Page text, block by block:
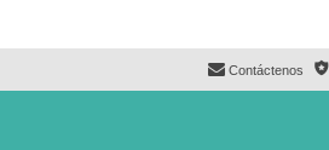
Contáctenos